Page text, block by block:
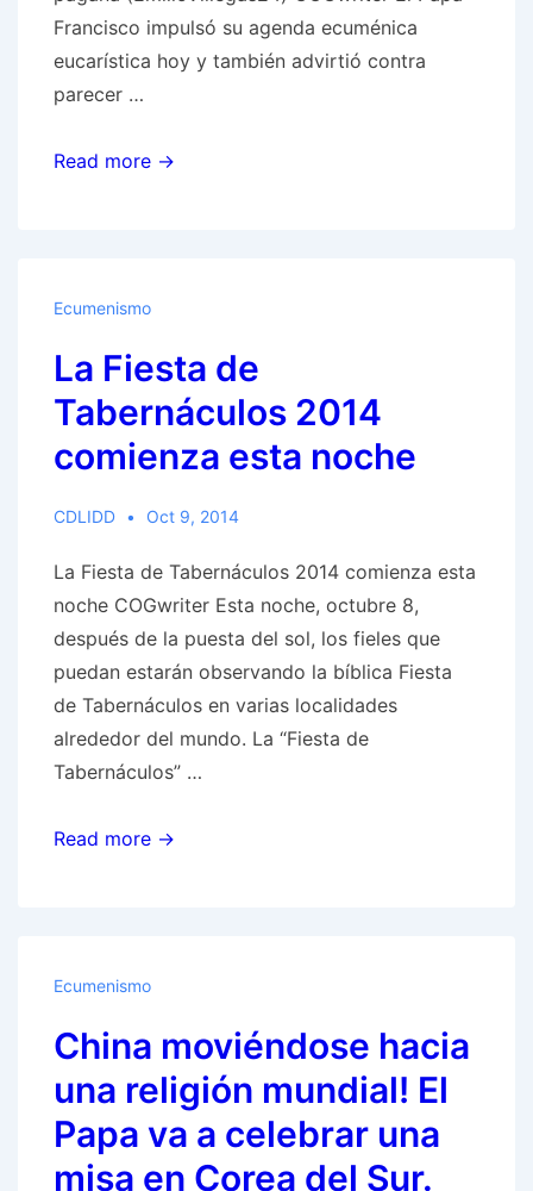
Francisco impulsó su agenda ecuménica
eucarística hoy y también advirtió contra
parecer …
El
impulsa
unidad
eucarística,
y
contra
el
pagano
Read more →
Ecumenismo
La Fiesta de
Tabernáculos 2014
comienza esta noche
CDLIDD Oct 9, 2014
La Fiesta de Tabernáculos 2014 comienza esta
noche COGwriter Esta noche, octubre 8,
después de la puesta del sol, los fieles que
puedan estarán observando la bíblica Fiesta
de Tabernáculos en varias localidades
alrededor del mundo. La “Fiesta de
Tabernáculos” …
La
esta
Read more →
Ecumenismo
China moviéndose hacia
una religión mundial! El
Papa va a celebrar una
misa en Corea del Sur.